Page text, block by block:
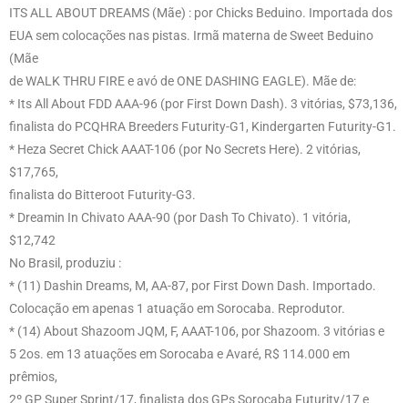
ITS ALL ABOUT DREAMS (Mãe) : por Chicks Beduino. Importada dos
EUA sem colocações nas pistas. Irmã materna de Sweet Beduino
(Mãe
de WALK THRU FIRE e avó de ONE DASHING EAGLE). Mãe de:
* Its All About FDD AAA-96 (por First Down Dash). 3 vitórias, $73,136,
finalista do PCQHRA Breeders Futurity-G1, Kindergarten Futurity-G1.
* Heza Secret Chick AAAT-106 (por No Secrets Here). 2 vitórias,
$17,765,
finalista do Bitteroot Futurity-G3.
* Dreamin In Chivato AAA-90 (por Dash To Chivato). 1 vitória,
$12,742
No Brasil, produziu :
* (11) Dashin Dreams, M, AA-87, por First Down Dash. Importado.
Colocação em apenas 1 atuação em Sorocaba. Reprodutor.
* (14) About Shazoom JQM, F, AAAT-106, por Shazoom. 3 vitórias e
5 2os. em 13 atuações em Sorocaba e Avaré, R$ 114.000 em
prêmios,
2º GP Super Sprint/17, finalista dos GPs Sorocaba Futurity/17 e